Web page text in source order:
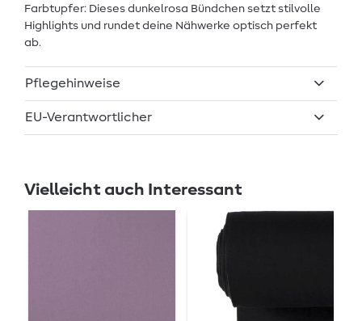
Farbtupfer: Dieses dunkelrosa Bündchen setzt stilvolle
Highlights und rundet deine Nähwerke optisch perfekt
ab.
Pflegehinweise
EU-Verantwortlicher
Vielleicht auch Interessant